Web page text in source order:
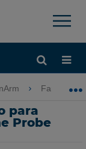
×
FaroArm &
para
Probe